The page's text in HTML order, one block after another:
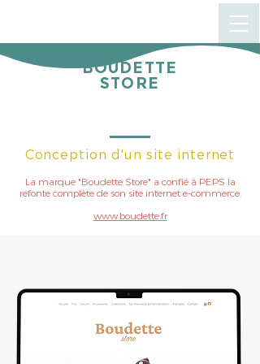
BOUDETTE
STORE
Conception d'un site internet
La marque "Boudette Store" a confié à PEPS la
refonte complète de son site internet e-commerce.
www.boudette.fr